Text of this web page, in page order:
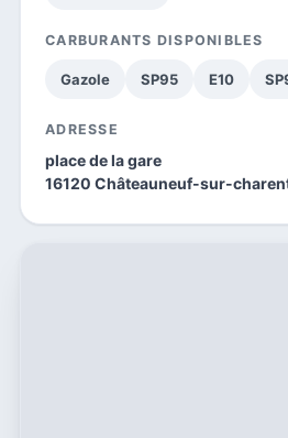
CARBURANTS DISPONIBLES
Gazole SP95 E10
ADRESSE
place de la gare
16120 Châteauneuf-sur-